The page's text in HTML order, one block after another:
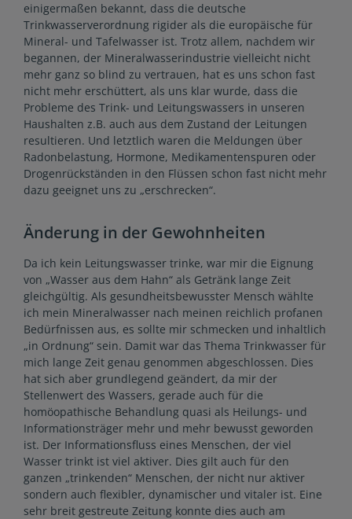
einigermaßen bekannt, dass die deutsche
Trinkwasserverordnung rigider als die europäische für
Mineral- und Tafelwasser ist. Trotz allem, nachdem wir
begannen, der Mineralwasserindustrie vielleicht nicht
mehr ganz so blind zu vertrauen, hat es uns schon fast
nicht mehr erschüttert, als uns klar wurde, dass die
Probleme des Trink- und Leitungswassers in unseren
Haushalten z.B. auch aus dem Zustand der Leitungen
resultieren. Und letztlich waren die Meldungen über
Radonbelastung, Hormone, Medikamentenspuren oder
Drogenrückständen in den Flüssen schon fast nicht mehr
dazu geeignet uns zu „erschrecken“.
Änderung in der Gewohnheiten
Da ich kein Leitungswasser trinke, war mir die Eignung
von „Wasser aus dem Hahn“ als Getränk lange Zeit
gleichgültig. Als gesundheitsbewusster Mensch wählte
ich mein Mineralwasser nach meinen reichlich profanen
Bedürfnissen aus, es sollte mir schmecken und inhaltlich
„in Ordnung“ sein. Damit war das Thema Trinkwasser für
mich lange Zeit genau genommen abgeschlossen. Dies
hat sich aber grundlegend geändert, da mir der
Stellenwert des Wassers, gerade auch für die
homöopathische Behandlung quasi als Heilungs- und
Informationsträger mehr und mehr bewusst geworden
ist. Der Informationsfluss eines Menschen, der viel
Wasser trinkt ist viel aktiver. Dies gilt auch für den
ganzen „trinkenden“ Menschen, der nicht nur aktiver
sondern auch flexibler, dynamischer und vitaler ist. Eine
sehr breit gestreute Zeitung konnte dies auch am